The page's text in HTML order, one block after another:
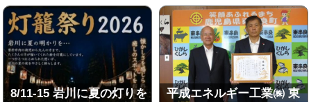
8/11-15 岩川に夏の灯りを
平成エネルギー工業㈱ 東